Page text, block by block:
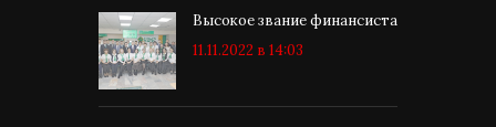
Высокое звание финансиста
11.11.2022 в 14:03